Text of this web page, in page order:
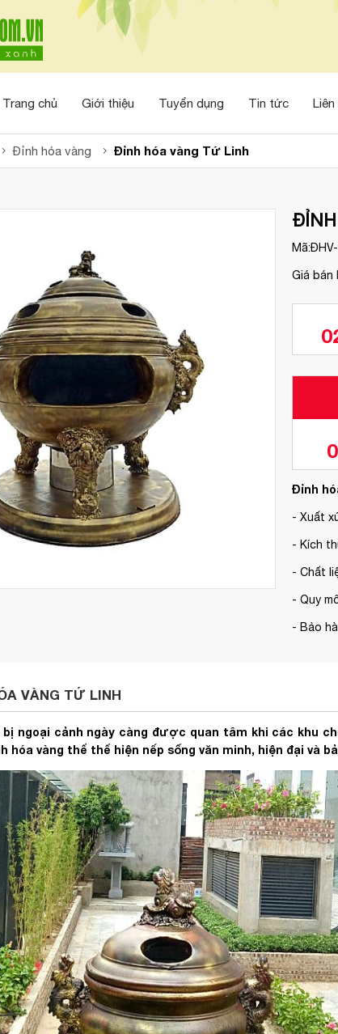
Trang chủ Giới thiệu Tuyển dụng Tin tức Liên
Đỉnh hóa vàng Đỉnh hóa vàng Tứ Linh
Mã:
Giá bán
Đỉnh
- Xuất
- Kích
- Chất
- Quy
- Bảo
VÀNG TỨ LINH
ngoại cảnh ngày càng được quan tâm khi các khu
hóa vàng thể thể hiện nếp sống văn minh, hiện đại và